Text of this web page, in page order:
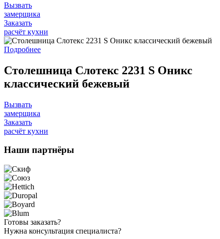
Вызвать
замерщика
Заказать
расчёт кухни
Подробнее
Столешница Слотекс 2231 S Оникс
классический бежевый
Вызвать
замерщика
Заказать
расчёт кухни
Наши партнёры
Готовы заказать?
Нужна консультация специалиста?